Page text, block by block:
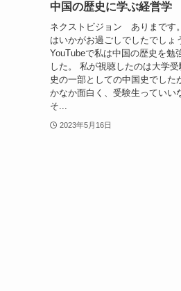
中国の歴史に学ぶ経営学
ネクストビジョン ありまです
はいかがお過ごしでしたでしょ
YouTubeで私は中国の歴史を勉
した。 私が視聴したのは大学
史の一部としての中国史でした
かなか面白く、受験生っていい
そ...
2023年5月16日